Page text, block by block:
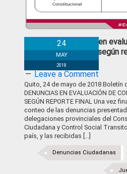
158 Denuncias en
Constitucional según
24
MAY
2018
Leave a Comment
Quito, 24 de mayo de 2018 Boletín
DENUNCIAS EN EVALUACIÓN DE
SEGÚN REPORTE FINAL Una vez
conteo de las denuncias
delegaciones provinciales del
Ciudadana y Control Social
país, y las recibidas [...]
Denuncias Ciudadanas